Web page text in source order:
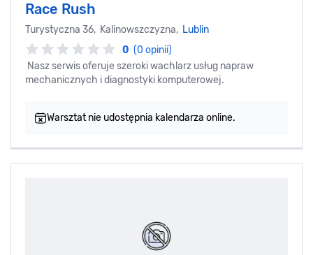
Race Rush
Turystyczna 36, Kalinowszczyzna, Lublin
0 (0 opinii)
Nasz serwis oferuje szeroki wachlarz usług napraw
mechanicznych i diagnostyki komputerowej.
Warsztat nie udostępnia kalendarza online.